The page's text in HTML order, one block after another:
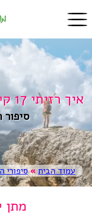
איך רזיתי 17 קילו בגישה של מותר לי
עמוד הבית » סיפורי
מתן ירד